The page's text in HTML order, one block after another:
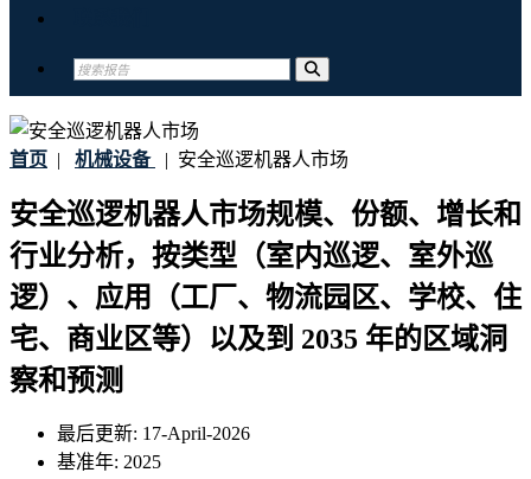
首页 | 机械设备 | 安全巡逻机器人市场
安全巡逻机器人市场规模、份额、增长和
行业分析，按类型（室内巡逻、室外巡
逻）、应用（工厂、物流园区、学校、住
宅、商业区等）以及到 2035 年的区域洞
察和预测
最后更新: 17-April-2026
基准年: 2025